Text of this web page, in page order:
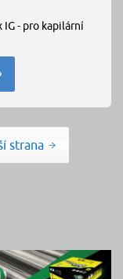
IG - pro kapilární
strana